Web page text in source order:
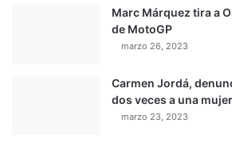
Marc Márquez tira a
de MotoGP
marzo 26, 2023
Carmen Jordá,
dos veces a una
marzo 23, 2023